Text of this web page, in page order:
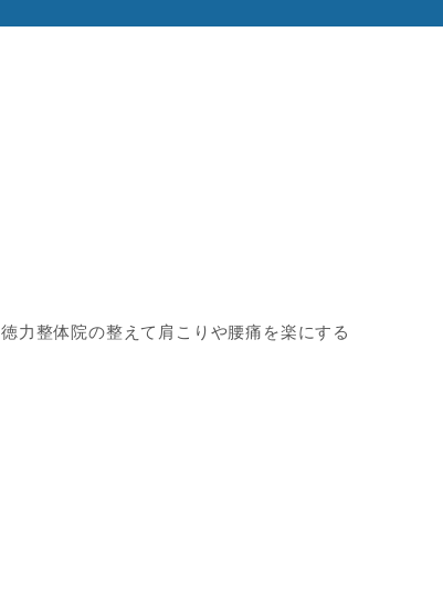
徳力整体院の整えて肩こりや腰痛を楽にする